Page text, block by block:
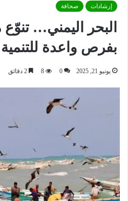
إرشادات صحافة
البحر اليمني…
بفرص واعدة للتنمية
يونيو 21, 2025 0
8